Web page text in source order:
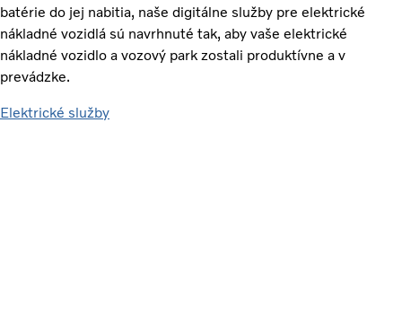
batérie do jej nabitia, naše digitálne služby pre elektrické
nákladné vozidlá sú navrhnuté tak, aby vaše elektrické
nákladné vozidlo a vozový park zostali produktívne a v
prevádzke.
Elektrické služby